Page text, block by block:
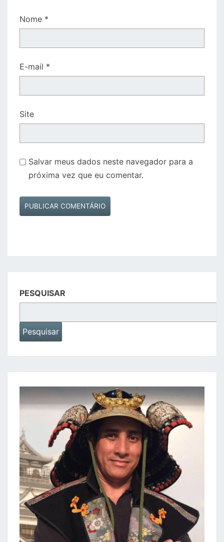
Nome *
E-mail *
Site
Salvar meus dados neste navegador para a
próxima vez que eu comentar.
PESQUISAR
Pesquisar